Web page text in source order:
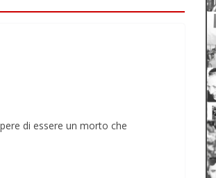
di essere un morto che